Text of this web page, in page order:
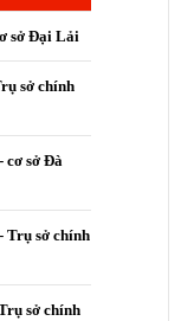
sở Đại Lải
sở chính
cơ sở Đà
Trụ sở chính
sở chính